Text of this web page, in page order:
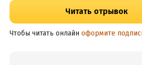
Читать отрывок
Чтобы читать онлайн оформите